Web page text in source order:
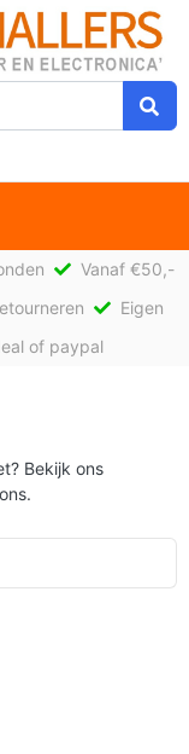
Vanaf €50,-
Eigen
of paypal
Bekijk ons